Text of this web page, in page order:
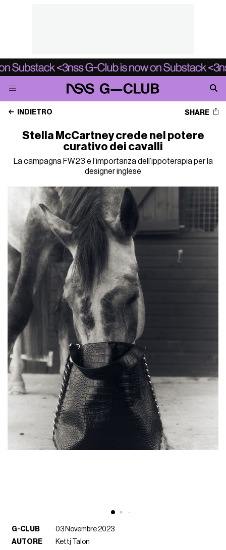
INDIETRO SHARE
Stella McCartney crede nel potere
curativo dei cavalli
La campagna FW23 e l’importanza dell’ippoterapia per la
designer inglese
G-CLUB
03 Novembre 2023
AUTORE
Kettj Talon